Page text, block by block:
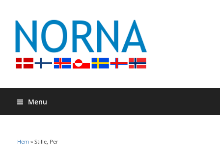
Menu
Du är här
Hem » Stille, Per